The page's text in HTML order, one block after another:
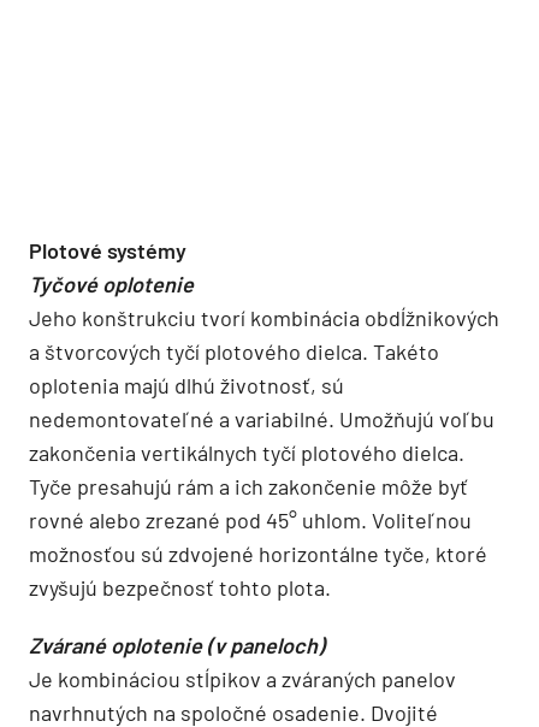
Plotové systémy
Tyčové oplotenie
Jeho konštrukciu tvorí kombinácia obdĺžnikových
a štvorcových tyčí plotového dielca. Takéto
oplotenia majú dlhú životnosť, sú
nedemontovateľné a variabilné. Umožňujú voľbu
zakončenia vertikálnych tyčí plotového dielca.
Tyče presahujú rám a ich zakončenie môže byť
rovné alebo zrezané pod 45° uhlom. Voliteľnou
možnosťou sú zdvojené horizontálne tyče, ktoré
zvyšujú bezpečnosť tohto plota.
Zvárané oplotenie (v paneloch)
Je kombináciou stĺpikov a zváraných panelov
navrhnutých na spoločné osadenie. Dvojité